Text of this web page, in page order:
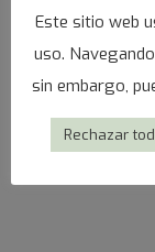
Este sitio web
uso.
sin embargo,
Rechazar